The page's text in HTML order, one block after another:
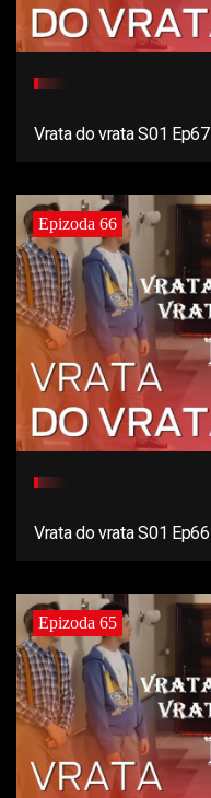
Vrata do vrata S01 Ep67
Epizoda 66
Vrata do vrata S01 Ep66
Epizoda 65